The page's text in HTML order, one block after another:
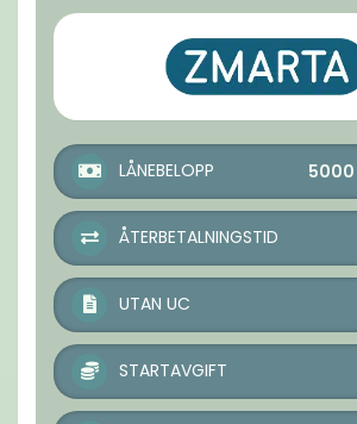
LÅNEBELOPP
ÅTERBETALNINGSTID
UTAN UC
STARTAVGIFT